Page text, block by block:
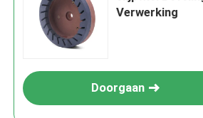
Verwerking
Doorgaan